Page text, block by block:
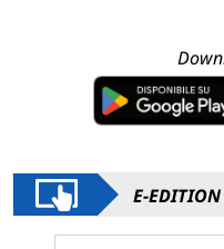
E-EDITION